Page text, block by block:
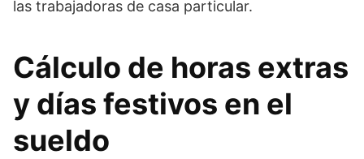
las trabajadoras de casa particular.
Cálculo de horas extras
y días festivos en el
sueldo